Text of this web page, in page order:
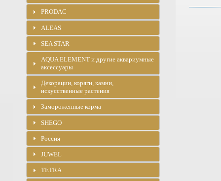
PRODAC
ALEAS
SEA STAR
AQUA ELEMENT и другие аквариумные
аксессуары
Декорации, коряги, камни,
искусственные растения
Замороженные корма
SHEGO
Россия
JUWEL
TETRA